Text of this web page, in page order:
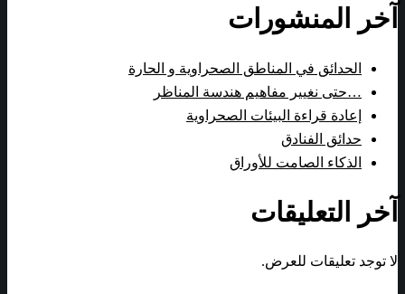
آخر المنشورات
الحدائق في المناطق الصحراوية و الحارة
…حتى نغيير مفاهيم هندسة المناظر
إعادة قراءة البيئات الصحراوية
حدائق الفنادق
الذكاء الصامت للأوراق
آخر التعليقات
لا توجد تعليقات للعرض.